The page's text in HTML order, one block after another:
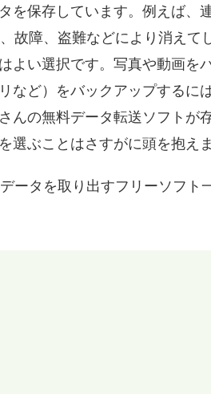
保存しています。例えば、
故障、盗難などにより消えて
よい選択です。写真や動画を
など）をバックアップするに
んの無料データ転送ソフトが
選ぶことはさすがに頭を抱えま
ータを取り出すフリーソフト